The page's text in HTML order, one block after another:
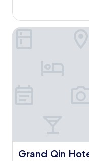
ulasan)
Grand Qin
Grand Qin Hotel
Grand Qin Hotel